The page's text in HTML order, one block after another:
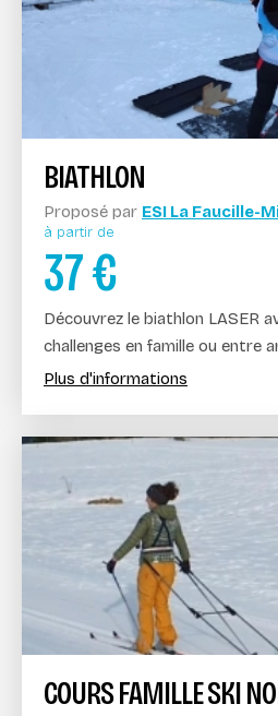
BIATHLON
Proposé par ESI La Faucille-
à partir de
37€
Découvrez le biathlon LASER
challenges en famille ou entre
Plus d'informations
COURS FAMILLE SKI